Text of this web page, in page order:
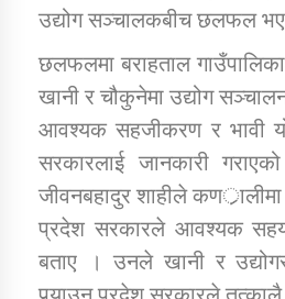
कार्यक्रम
उद्योग सञ्चालकबीच छलफल
छलफलमा बराहताल
खानी र चौकुनेमा उद्योग
आवश्यक सहजीकरण र भावी
सरकारलाई जानकारी
जीवनबहादुर शाहीले कणर्ालीमा
प्रदेश सरकारले आवश्यक
बताए । उनले खानी र